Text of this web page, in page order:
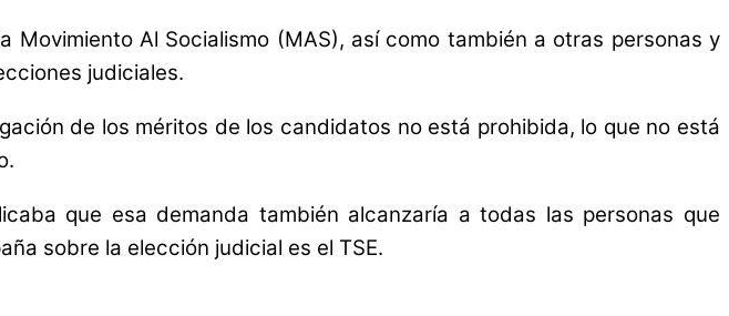
Al Socialismo (MAS), así como también a otras personas y
judiciales.
de los méritos de los candidatos no está prohibida, lo que no está
que esa demanda también alcanzaría a todas las personas que
sobre la elección judicial es el TSE.